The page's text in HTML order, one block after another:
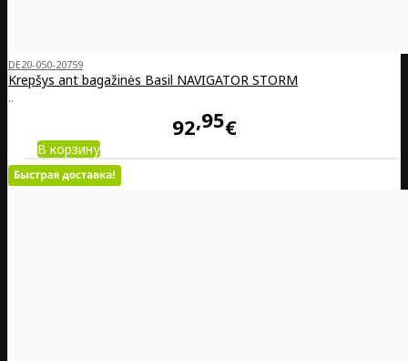
DE20-050-20759
Krepšys ant bagažinės Basil NAVIGATOR STORM
..
92 95€
В корзину